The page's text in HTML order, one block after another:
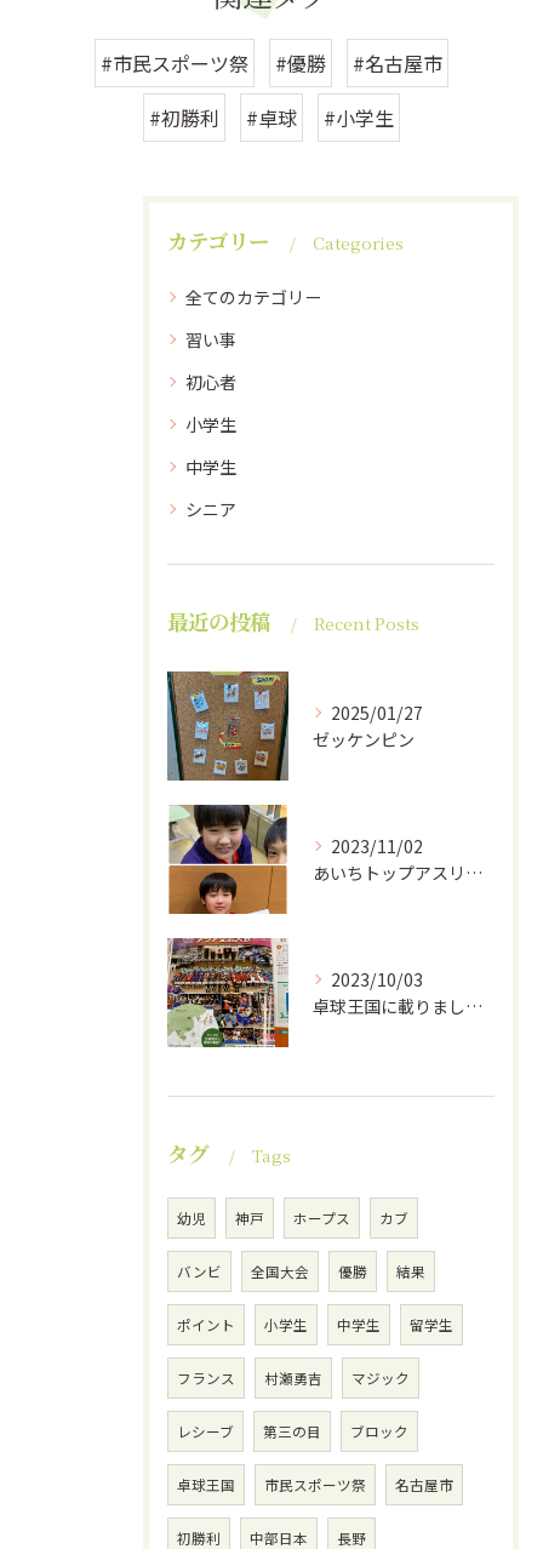
#市民スポーツ祭 #優勝
#名古屋市
#初勝利
#卓球 #小学生
カテゴリー Categories
全てのカテゴリー
習い事
初心者
小学生
中学生
シニア
最近の投稿 Recent Posts
2025/01/27
ゼッケンピン
2023/11/02
あいちトップアスリート
2023/10/03
卓球王国に載りました！
タグ Tags
幼児 神戸 ホープス カブ
バンビ 全国大会 優勝 結果
ポイント 小学生 中学生 留学生
フランス 村瀬勇吉 マジック
レシーブ 第三の目 ブロック
卓球王国 市民スポーツ祭 名古屋市
初勝利 中部日本 長野